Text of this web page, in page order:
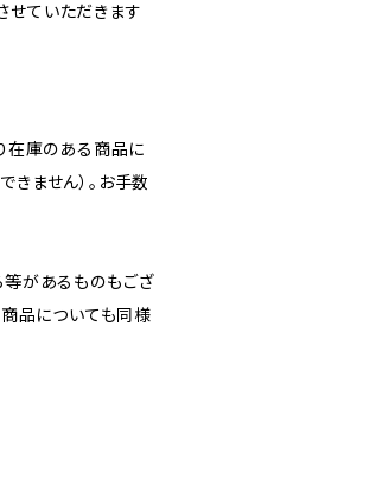
せていただきます
在庫のある商品に
ません）。お手数
があるものもござ
品についても同様